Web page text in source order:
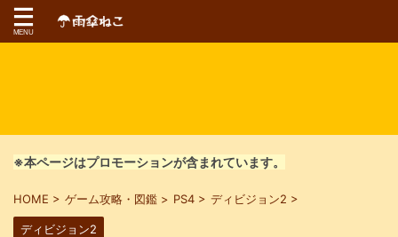
※本ページはプロモーションが含まれています。
HOME > ゲーム攻略・図鑑 > PS4 > ディビジョン2 >
ディビジョン2